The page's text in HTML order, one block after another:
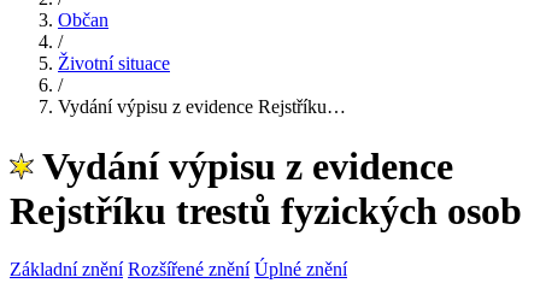
Občan
/
Životní situace
/
Vydání výpisu z evidence Rejstříku…
Vydání výpisu z evidence
Rejstříku trestů fyzických osob
Základní znění Rozšířené znění Úplné znění